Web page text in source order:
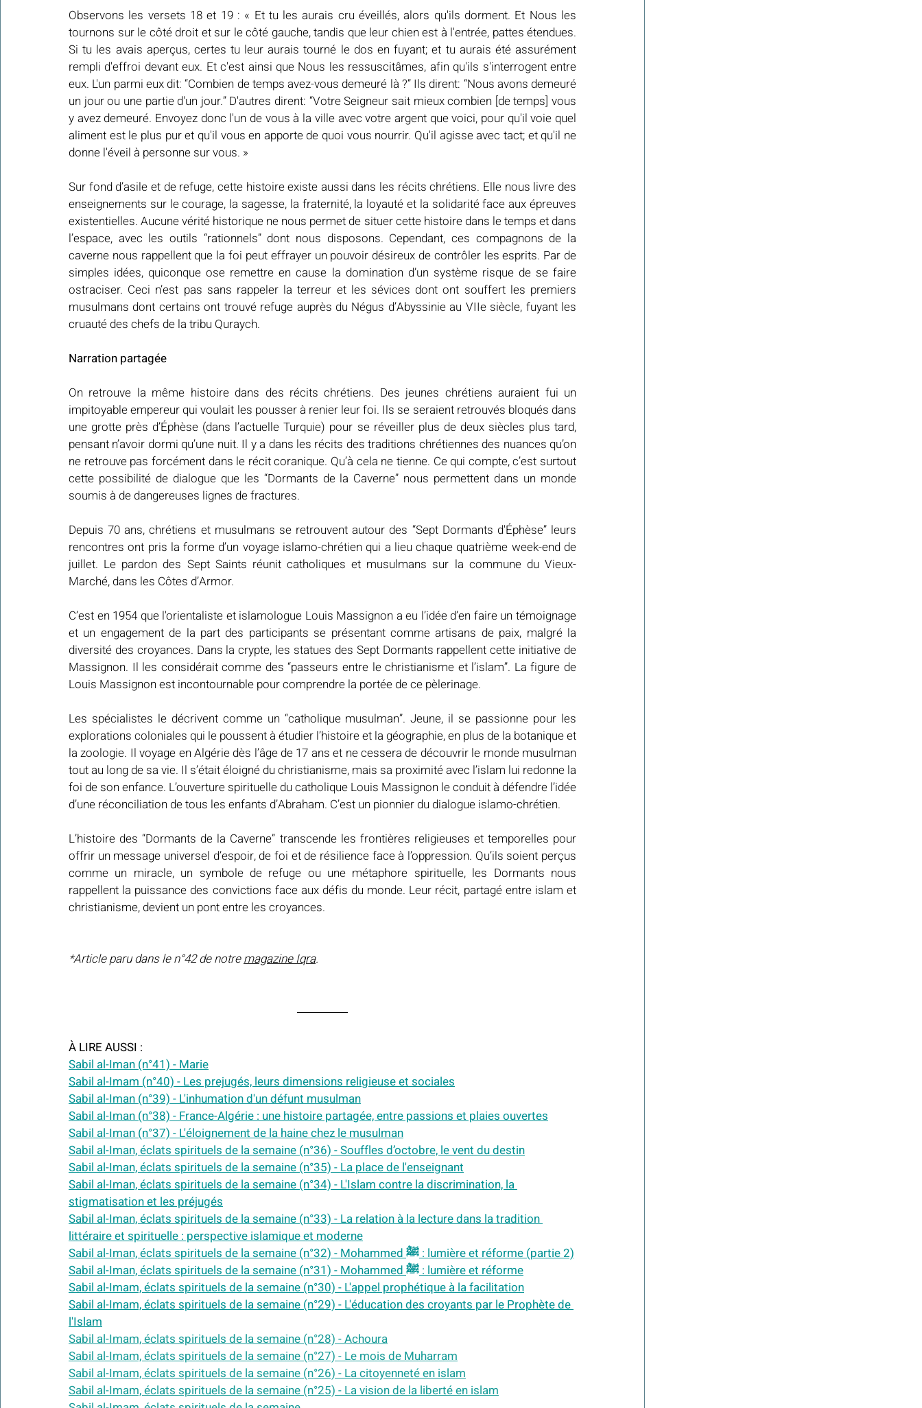
Observons les versets 18 et 19 : « Et tu les aurais cru éveillés, alors qu'ils dorment. Et Nous les
tournons sur le côté droit et sur le côté gauche, tandis que leur chien est à l'entrée, pattes étendues.
Si tu les avais aperçus, certes tu leur aurais tourné le dos en fuyant; et tu aurais été assurément
rempli d'effroi devant eux. Et c'est ainsi que Nous les ressuscitâmes, afin qu'ils s'interrogent entre
eux. L'un parmi eux dit: “Combien de temps avez-vous demeuré là ?” Ils dirent: “Nous avons demeuré
un jour ou une partie d'un jour.” D'autres dirent: “Votre Seigneur sait mieux combien [de temps] vous
y avez demeuré. Envoyez donc l'un de vous à la ville avec votre argent que voici, pour qu'il voie quel
aliment est le plus pur et qu'il vous en apporte de quoi vous nourrir. Qu'il agisse avec tact; et qu'il ne
donne l'éveil à personne sur vous. »
Sur fond d’asile et de refuge, cette histoire existe aussi dans les récits chrétiens. Elle nous livre des
enseignements sur le courage, la sagesse, la fraternité, la loyauté et la solidarité face aux épreuves
existentielles. Aucune vérité historique ne nous permet de situer cette histoire dans le temps et dans
l’espace, avec les outils “rationnels” dont nous disposons. Cependant, ces compagnons de la
caverne nous rappellent que la foi peut effrayer un pouvoir désireux de contrôler les esprits. Par de
simples idées, quiconque ose remettre en cause la domination d’un système risque de se faire
ostraciser. Ceci n’est pas sans rappeler la terreur et les sévices dont ont souffert les premiers
musulmans dont certains ont trouvé refuge auprès du Négus d’Abyssinie au VIIe siècle, fuyant les
cruauté des chefs de la tribu Quraych.
Narration partagée
On retrouve la même histoire dans des récits chrétiens. Des jeunes chrétiens auraient fui un
impitoyable empereur qui voulait les pousser à renier leur foi. Ils se seraient retrouvés bloqués dans
une grotte près d’Éphèse (dans l’actuelle Turquie) pour se réveiller plus de deux siècles plus tard,
pensant n’avoir dormi qu’une nuit. Il y a dans les récits des traditions chrétiennes des nuances qu’on
ne retrouve pas forcément dans le récit coranique. Qu’à cela ne tienne. Ce qui compte, c’est surtout
cette possibilité de dialogue que les “Dormants de la Caverne” nous permettent dans un monde
soumis à de dangereuses lignes de fractures.
Depuis 70 ans, chrétiens et musulmans se retrouvent autour des “Sept Dormants d'Éphèse” leurs
rencontres ont pris la forme d’un voyage islamo-chrétien qui a lieu chaque quatrième week-end de
juillet. Le pardon des Sept Saints réunit catholiques et musulmans sur la commune du Vieux-
Marché, dans les Côtes d’Armor.
C’est en 1954 que l'orientaliste et islamologue Louis Massignon a eu l’idée d’en faire un témoignage
et un engagement de la part des participants se présentant comme artisans de paix, malgré la
diversité des croyances. Dans la crypte, les statues des Sept Dormants rappellent cette initiative de
Massignon. Il les considérait comme des “passeurs entre le christianisme et l’islam”. La figure de
Louis Massignon est incontournable pour comprendre la portée de ce pèlerinage.
Les spécialistes le décrivent comme un “catholique musulman”. Jeune, il se passionne pour les
explorations coloniales qui le poussent à étudier l’histoire et la géographie, en plus de la botanique et
la zoologie. Il voyage en Algérie dès l’âge de 17 ans et ne cessera de découvrir le monde musulman
tout au long de sa vie. Il s’était éloigné du christianisme, mais sa proximité avec l’islam lui redonne la
foi de son enfance. L’ouverture spirituelle du catholique Louis Massignon le conduit à défendre l’idée
d’une réconciliation de tous les enfants d’Abraham. C’est un pionnier du dialogue islamo-chrétien.
L’histoire des “Dormants de la Caverne” transcende les frontières religieuses et temporelles pour
offrir un message universel d’espoir, de foi et de résilience face à l’oppression. Qu’ils soient perçus
comme un miracle, un symbole de refuge ou une métaphore spirituelle, les Dormants nous
rappellent la puissance des convictions face aux défis du monde. Leur récit, partagé entre islam et
christianisme, devient un pont entre les croyances.
*Article paru dans le n°42 de notre magazine Iqra.
À LIRE AUSSI :
Sabil al-Iman (n°41) - Marie
Sabil al-Imam (n°40) - Les prejugés, leurs dimensions religieuse et sociales
Sabil al-Iman (n°39) - L'inhumation d'un défunt musulman
Sabil al-Iman (n°38) - France-Algérie : une histoire partagée, entre passions et plaies ouvertes
Sabil al-Iman (n°37) - L'éloignement de la haine chez le musulman
Sabil al-Iman, éclats spirituels de la semaine (n°36) - Souffles d’octobre, le vent du destin
Sabil al-Iman, éclats spirituels de la semaine (n°35) - La place de l'enseignant
Sabil al-Iman, éclats spirituels de la semaine (n°34) - L'Islam contre la discrimination, la
stigmatisation et les préjugés
Sabil al-Iman, éclats spirituels de la semaine (n°33) - La relation à la lecture dans la tradition
littéraire et spirituelle : perspective islamique et moderne
Sabil al-Iman, éclats spirituels de la semaine (n°32) - Mohammed ﷺ : lumière et réforme (partie 2)
Sabil al-Iman, éclats spirituels de la semaine (n°31) - Mohammed ﷺ : lumière et réforme
Sabil al-Imam, éclats spirituels de la semaine (n°30) - L'appel prophétique à la facilitation
Sabil al-Imam, éclats spirituels de la semaine (n°29) - L'éducation des croyants par le Prophète de
l'Islam
Sabil al-Imam, éclats spirituels de la semaine (n°28) - Achoura
Sabil al-Imam, éclats spirituels de la semaine (n°27) - Le mois de Muharram
Sabil al-Imam, éclats spirituels de la semaine (n°26) - La citoyenneté en islam
Sabil al-Imam, éclats spirituels de la semaine (n°25) - La vision de la liberté en islam